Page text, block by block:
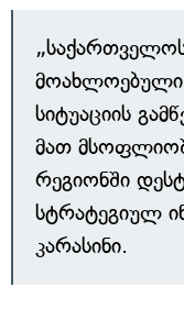
მოახლოებული
სიტუაციის
მათ
რეგიონში
სტრატეგიულ
კარასინი.